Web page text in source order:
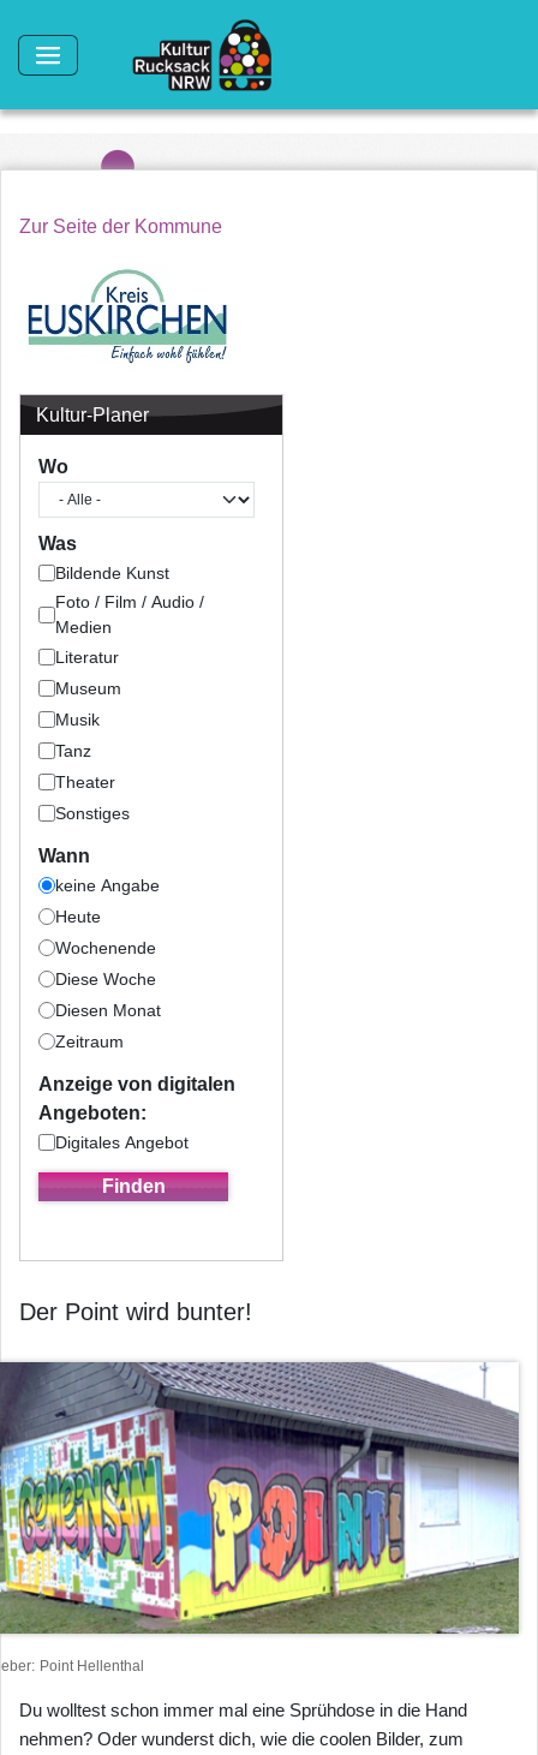
Zur Seite der Kommune
Kultur-Planer
Wo
Was
Bildende Kunst
Foto / Film / Audio /
Medien
Literatur
Museum
Musik
Tanz
Theater
Sonstiges
Wann
keine Angabe
Heute
Wochenende
Diese Woche
Diesen Monat
Zeitraum
Anzeige von digitalen
Angeboten:
Digitales Angebot
Der Point wird bunter!
Point Hellenthal
Du wolltest schon immer mal eine Sprühdose in die Hand
nehmen? Oder wunderst dich, wie die coolen Bilder, zum